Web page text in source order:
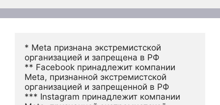
* Meta признана экстремистской
организацией и запрещена в РФ
** Facebook принадлежит компании
Meta, признанной экстремистской
организацией и запрещенной в РФ
*** Instagram принадлежит компании